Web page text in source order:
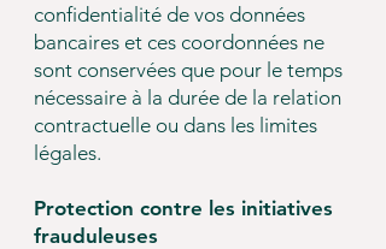
confidentialité de vos données
bancaires et ces coordonnées ne
sont conservées que pour le temps
nécessaire à la durée de la relation
contractuelle ou dans les limites
légales.
Protection contre les initiatives
frauduleuses